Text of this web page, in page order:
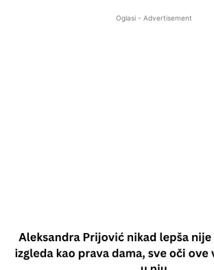
Oglasi - Advertisement